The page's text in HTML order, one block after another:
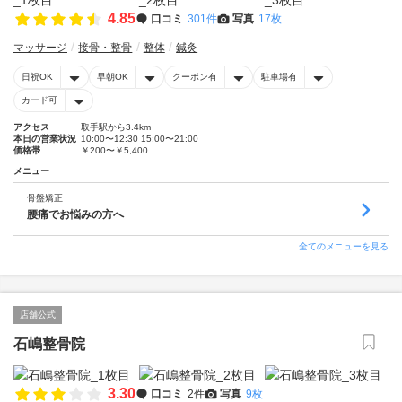
4.85 口コミ 301件 写真 17枚
マッサージ 接骨・整骨 整体 鍼灸
日祝OK 早朝OK クーポン有 駐車場有
カード可
アクセス
取手駅から3.4km
本日の営業状況 10:00〜12:30 15:00〜21:00
価格帯
￥200〜￥5,400
メニュー
骨盤矯正
腰痛でお悩みの方へ
全てのメニューを見る
店舗公式
石嶋整骨院
3.30 口コミ 2件 写真 9枚